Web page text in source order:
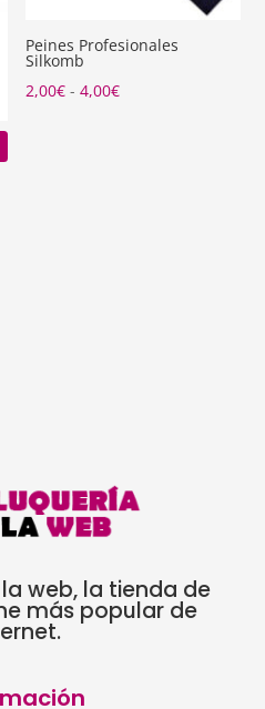
Peines Profesionales
Silkomb
2,00€ - 4,00€Rango
web, la tienda de
más popular de